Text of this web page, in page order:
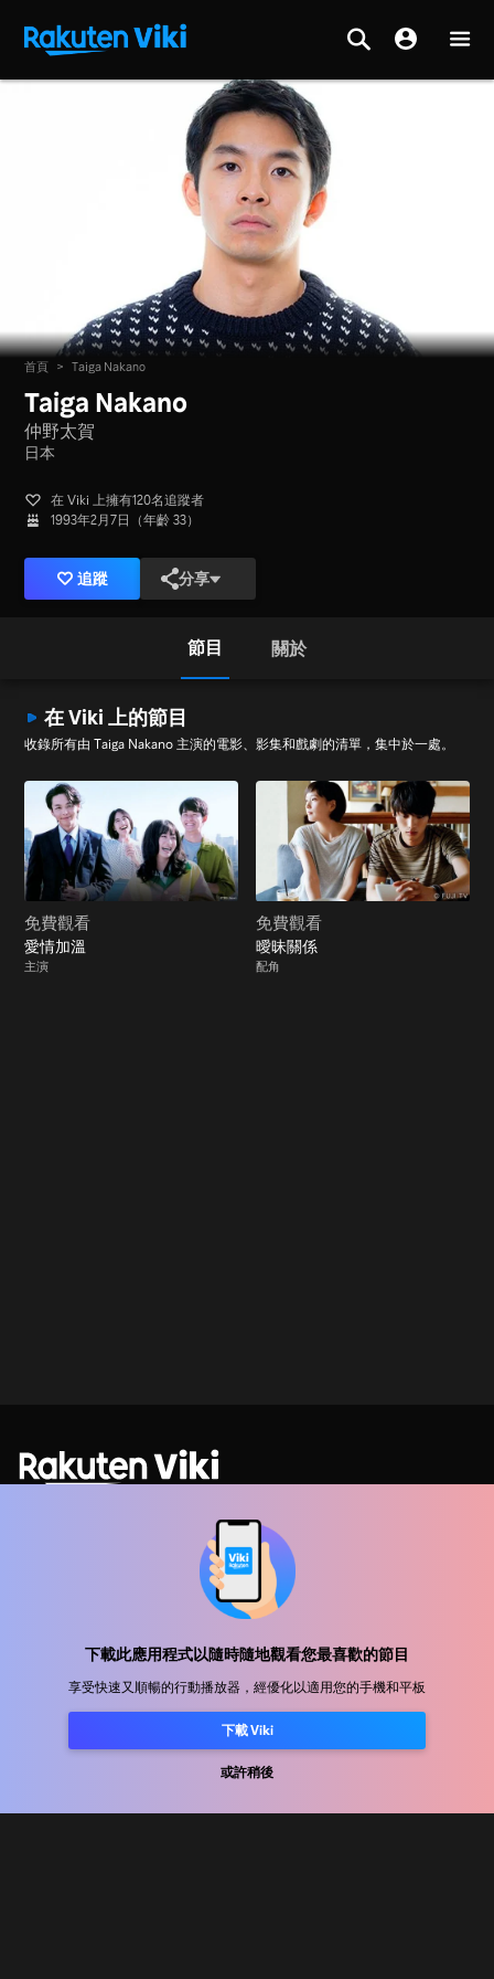
下載此應用程式以隨時隨地觀看您最喜歡的節目
享受快速又順暢的行動播放器，經優化以適用您的手機和平板
下載 Viki
或許稍後
首頁 > Taiga Nakano
Taiga Nakano
仲野太賀
日本
在 Viki 上擁有120名追蹤者
1993年2月7日（年齡 33）
追蹤 分享
節目 關於
在 Viki 上的節目
收錄所有由 Taiga Nakano 主演的電影、影集和戲劇的清單，集中於一處。
免費觀看
愛情加溫
主演
免費觀看
曖昧關係
配角
發行合作